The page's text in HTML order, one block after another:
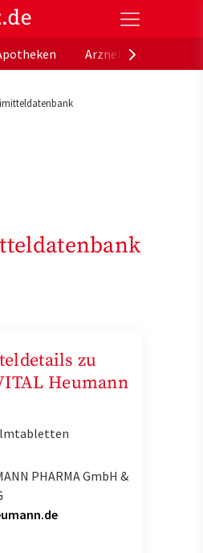
Gesundheitsportal der
zu
Heumann
PHARMA GmbH &